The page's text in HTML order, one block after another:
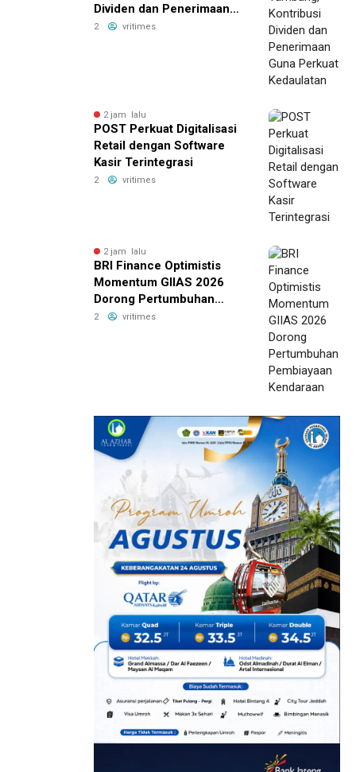
Dividen dan Penerimaan
Guna Perkuat Kedaulatan
2 vritimes
2 jam lalu
POST Perkuat Digitalisasi
Retail dengan Software
Kasir Terintegrasi
2 vritimes
2 jam lalu
BRI Finance Optimistis
Momentum GIIAS 2026
Dorong Pertumbuhan
Pembiayaan Kendaraan
2 vritimes